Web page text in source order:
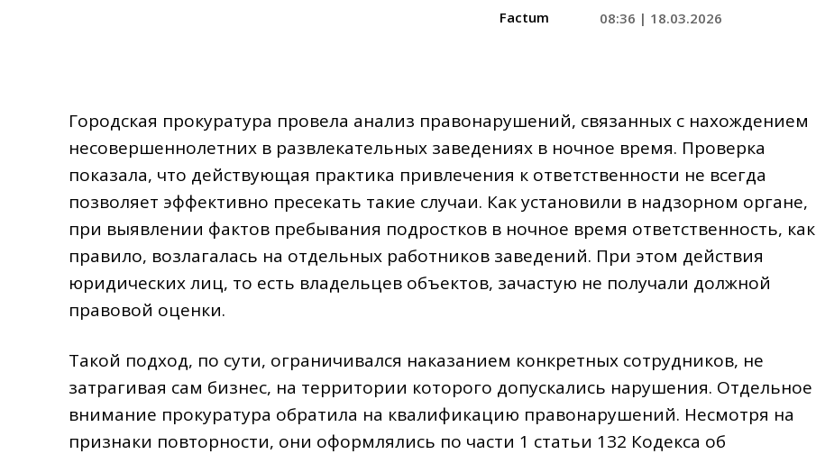
Factum 08:36 | 18.03.2026
Городская прокуратура провела анализ правонарушений, связанных с нахождением
несовершеннолетних в развлекательных заведениях в ночное время. Проверка
показала, что действующая практика привлечения к ответственности не всегда
позволяет эффективно пресекать такие случаи. Как установили в надзорном органе,
при выявлении фактов пребывания подростков в ночное время ответственность, как
правило, возлагалась на отдельных работников заведений. При этом действия
юридических лиц, то есть владельцев объектов, зачастую не получали должной
правовой оценки.
Такой подход, по сути, ограничивался наказанием конкретных сотрудников, не
затрагивая сам бизнес, на территории которого допускались нарушения. Отдельное
внимание прокуратура обратила на квалификацию правонарушений. Несмотря на
признаки повторности, они оформлялись по части 1 статьи 132 Кодекса об